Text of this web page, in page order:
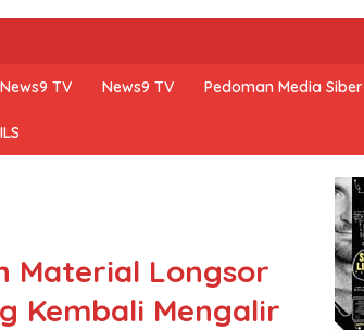
News9 TV News9 TV Pedoman Media Siber
Material Longsor
Kembali Mengalir